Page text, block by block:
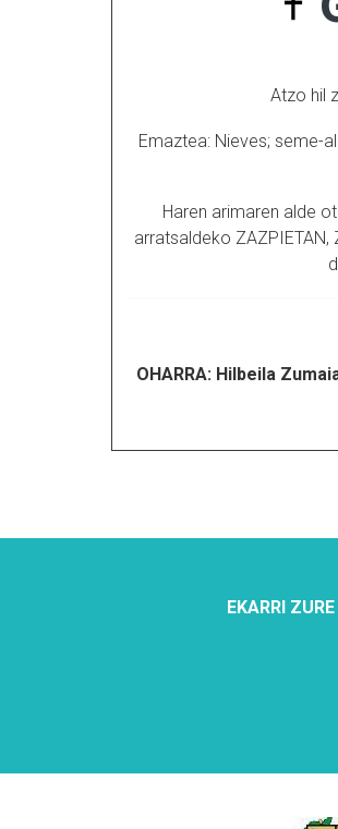
Atzo hil
Emaztea: Nieves; seme-
Haren arimaren alde
arratsaldeko ZAZPIETAN,
OHARRA: Hilbeila
EKARRI